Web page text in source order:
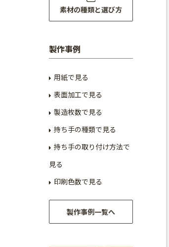
素材の種類と選び方
製作事例
用紙で見る
表面加工で見る
製造枚数で見る
持ち手の種類で見る
持ち手の取り付け方法で
見る
印刷色数で見る
製作事例一覧へ